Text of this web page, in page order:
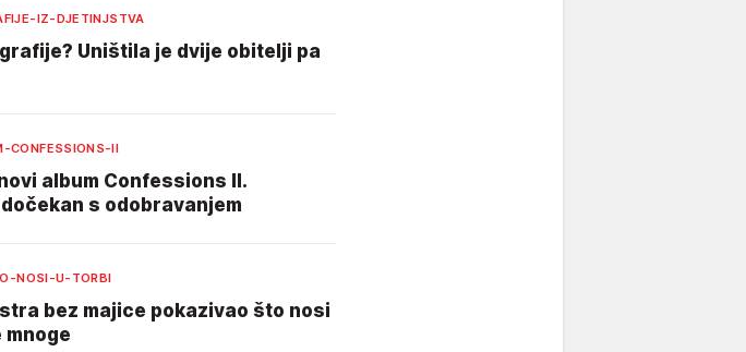
IZ-DJETINJSTVA
Uništila je dvije obitelji pa
CONFESSIONS-II
album Confessions II.
s odobravanjem
NOSI-U-TORBI
bez majice pokazivao što nosi